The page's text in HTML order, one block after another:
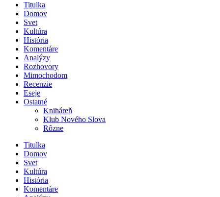
Titulka
Domov
Svet
Kultúra
História
Komentáre
Analýzy
Rozhovory
Mimochodom
Recenzie
Eseje
Ostatné
Kniháreň
Klub Nového Slova
Rôzne
Titulka
Domov
Svet
Kultúra
História
Komentáre